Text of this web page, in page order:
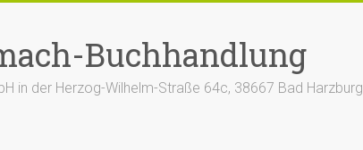
Buchhandlung
in der Herzog-Wilhelm-Straße 64c, 38667 Bad Harzburg